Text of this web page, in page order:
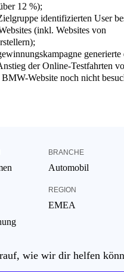
BRANCHE
Automobil
REGION
EMEA
wie wir dir helfen
12 %);
identifizierten User
(inkl. Websites von
generierte
der Online-Testfahrten
Website noch nicht